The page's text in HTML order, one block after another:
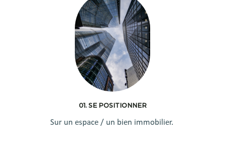
01. SE POSITIONNER
Sur un espace / un bien immobilier.